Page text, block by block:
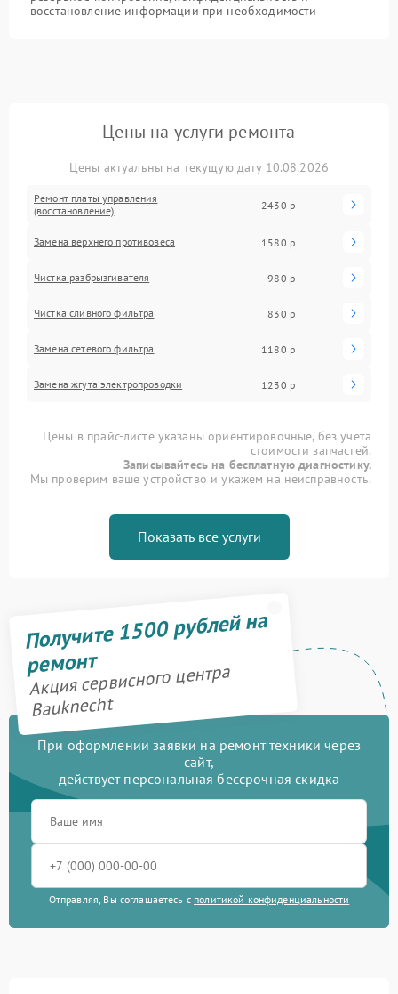
восстановление информации при необходимости
Цены на услуги ремонта
Цены актуальны на текущую дату 10.08.2026
Ремонт платы управления
(восстановление)
2430 р
Замена верхнего противовеса 1580 р
Чистка разбрызгивателя 980 р
Чистка сливного фильтра 830 р
Замена сетевого фильтра 1180 р
Замена жгута электропроводки 1230 р
Цены в прайс-листе указаны ориентировочные, без учета
стоимости запчастей.
Записывайтесь на бесплатную диагностику.
Мы проверим ваше устройство и укажем на неисправность.
Показать все услуги
Получите 1500 рублей на
ремонт
Акция сервисного центра
Bauknecht
При оформлении заявки на ремонт техники через
сайт,
действует персональная бессрочная скидка
Отправляя, Вы соглашаетесь с политикой конфиденциальности